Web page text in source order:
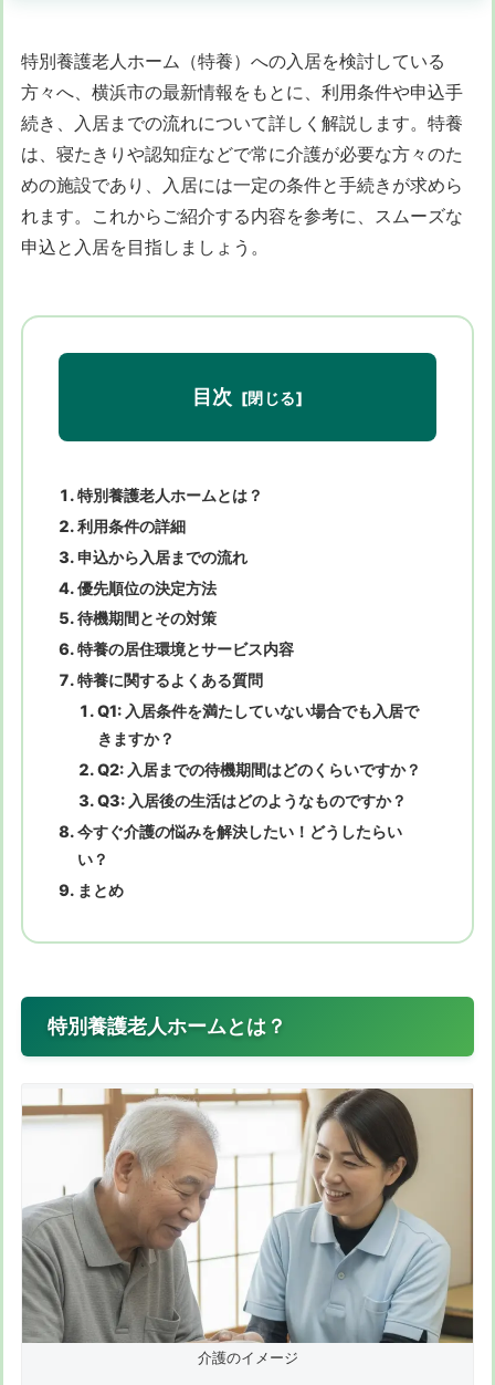
特別養護老人ホーム（特養）への入居を検討している
方々へ、横浜市の最新情報をもとに、利用条件や申込手
続き、入居までの流れについて詳しく解説します。特養
は、寝たきりや認知症などで常に介護が必要な方々のた
めの施設であり、入居には一定の条件と手続きが求めら
れます。これからご紹介する内容を参考に、スムーズな
申込と入居を目指しましょう。
目次
特別養護老人ホームとは？
利用条件の詳細
申込から入居までの流れ
優先順位の決定方法
待機期間とその対策
特養の居住環境とサービス内容
特養に関するよくある質問
Q1: 入居条件を満たしていない場合でも入居で
きますか？
Q2: 入居までの待機期間はどのくらいですか？
Q3: 入居後の生活はどのようなものですか？
今すぐ介護の悩みを解決したい！どうしたらい
い？
まとめ
特別養護老人ホームとは？
介護のイメージ